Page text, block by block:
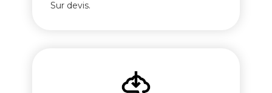
Sur devis.